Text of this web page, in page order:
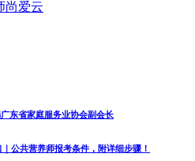
东省家庭服务业协会副会长
公共营养师报考条件，附详细步骤！